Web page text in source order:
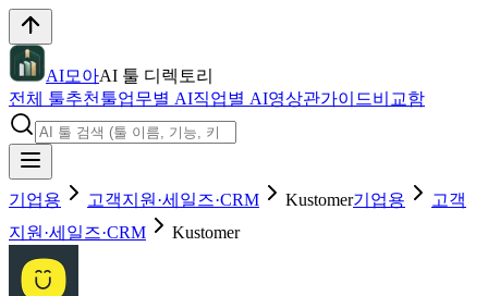
AI모아AI 툴 디렉토리
전체 툴추천툴업무별 AI직업별 AI영상관가이드비교함
기업용 고객지원·세일즈·CRM Kustomer기업용
고객
지원·세일즈·CRM
Kustomer